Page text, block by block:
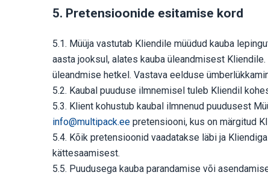
5. Pretensioonide esitamise kord
5.1. Müüja vastutab Kliendile müüdud kauba
aasta jooksul, alates kauba üleandmisest
üleandmise hetkel. Vastava eelduse
5.2. Kaubal puuduse ilmnemisel tuleb Kliendil
5.3. Klient kohustub kaubal ilmnenud puudusest
info@multipack.ee pretensiooni, kus on märgitud
5.4. Kõik pretensioonid vaadatakse läbi ja
kättesaamisest.
5.5. Puudusega kauba parandamise või